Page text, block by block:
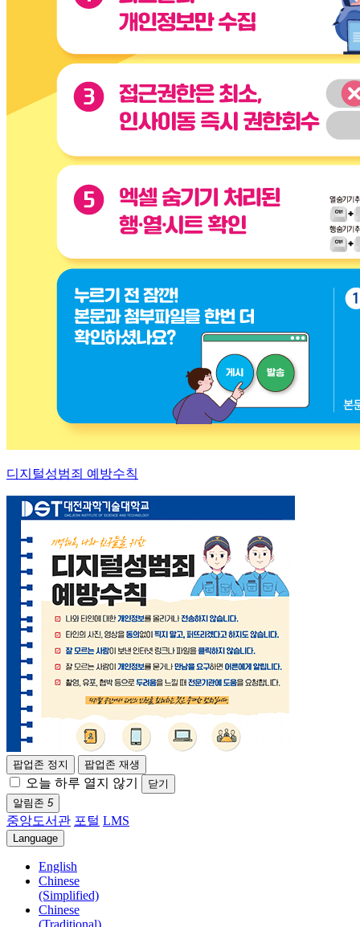
디지털성범죄 예방수칙
팝업존 정지 팝업존 재생
오늘 하루 열지 않기
닫기
알림존 5
중앙도서관 포털 LMS
Language
English
Chinese
(Simplified)
Chinese
(Traditional)